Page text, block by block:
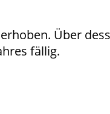
Über
fällig.